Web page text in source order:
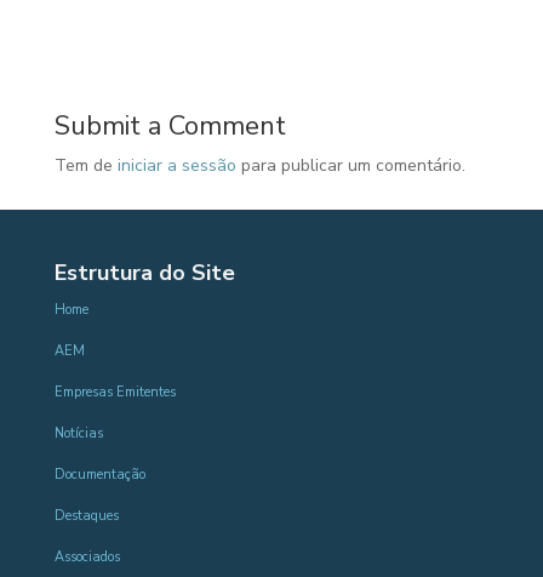
Submit a Comment
Tem de iniciar a sessão para publicar um comentário.
Estrutura do Site
Home
AEM
Empresas Emitentes
Notícias
Documentação
Destaques
Associados